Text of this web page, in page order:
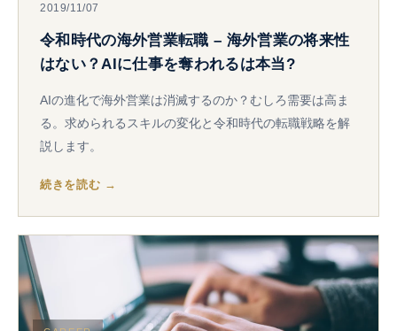
2019/11/07
令和時代の海外営業転職 – 海外営業の将来性
はない？AIに仕事を奪われるは本当?
AIの進化で海外営業は消滅するのか？むしろ需要は高ま
る。求められるスキルの変化と令和時代の転職戦略を解
説します。
続きを読む →